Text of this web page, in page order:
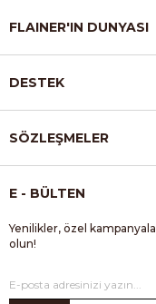
FLAINER'IN DUNYASI
DESTEK
SÖZLEŞMELER
E - BÜLTEN
Yenilikler, özel
olun!